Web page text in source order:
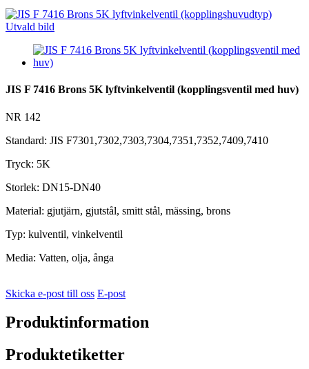
JIS F 7416 Brons 5K lyftvinkelventil (kopplingsventil med huv)
NR 142
Standard: JIS F7301,7302,7303,7304,7351,7352,7409,7410
Tryck: 5K
Storlek: DN15-DN40
Material: gjutjärn, gjutstål, smitt stål, mässing, brons
Typ: kulventil, vinkelventil
Media: Vatten, olja, ånga
Skicka e-post till oss E-post
Produktinformation
Produktetiketter